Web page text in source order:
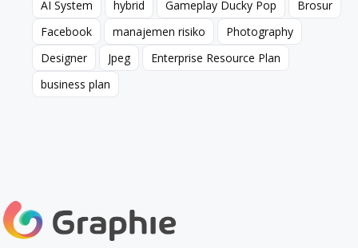
AI System
AI System
hybrid
hybrid
Gameplay Ducky Pop
Gameplay Ducky Pop
Brosur
Brosur
Facebook
Facebook
manajemen risiko
manajemen risiko
Photography
Photography
Designer
Designer
Jpeg
Jpeg
Enterprise Resource Plan
Enterprise Resource Plan
business plan
business plan